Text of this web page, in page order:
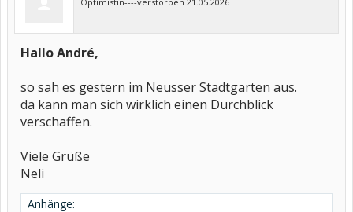
Hallo André,
so sah es gestern im Neusser Stadtgarten aus.
da kann man sich wirklich einen Durchblick
verschaffen.
Viele Grüße
Neli
Anhänge: